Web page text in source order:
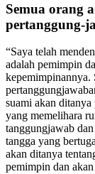
Semua orang
pertanggung-
“Saya telah
adalah pemimpin
kepemimpinannya.
suami akan
yang memelihara
tanggungjawab
tangga yang
akan ditanya
pemimpin dan